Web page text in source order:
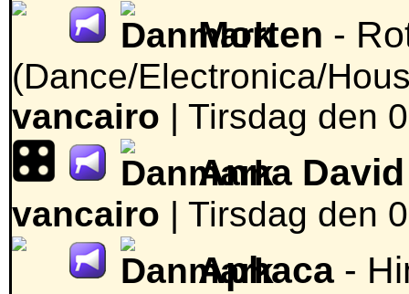
Morten -
(Dance/Electronica/
vancairo | Tirsdag den
Anna David
vancairo | Tirsdag den
Aphaca -